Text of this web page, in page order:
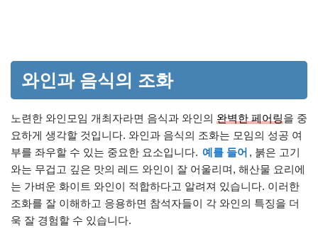
와인과 음식의 조화
노련한 와인모임 개최자라면 음식과 와인의 완벽한 페어링을 중
요하게 생각할 것입니다. 와인과 음식의 조화는 모임의 성공 여
부를 좌우할 수 있는 중요한 요소입니다. 예를 들어 , 붉은 고기
와는 무겁고 깊은 맛의 레드 와인이 잘 어울리며, 해산물 요리에
는 가벼운 화이트 와인이 적합하다고 알려져 있습니다. 이러한
조화를 잘 이해하고 응용하면 참석자들이 각 와인의 특징을 더
욱 잘 경험할 수 있습니다.